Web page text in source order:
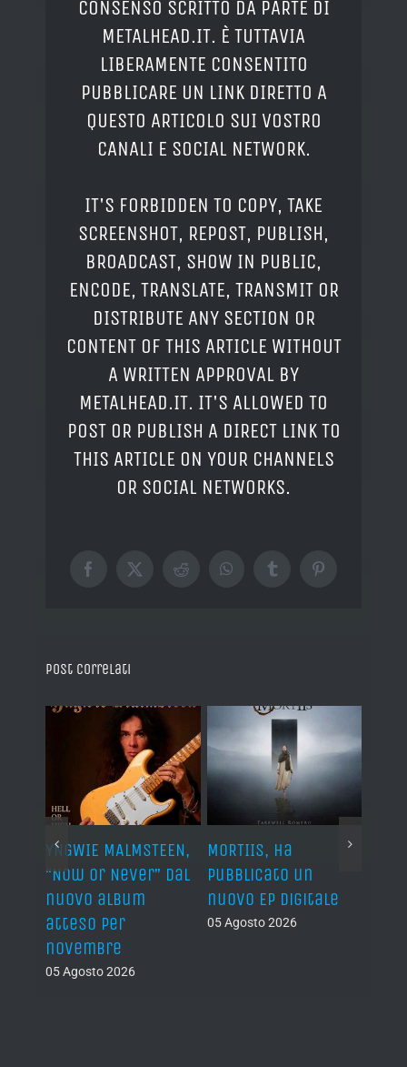
CONSENSO SCRITTO DA PARTE DI
METALHEAD.IT. È TUTTAVIA
LIBERAMENTE CONSENTITO
PUBBLICARE UN LINK DIRETTO A
QUESTO ARTICOLO SUI VOSTRO
CANALI E SOCIAL NETWORK.
IT'S FORBIDDEN TO COPY, TAKE
SCREENSHOT, REPOST, PUBLISH,
BROADCAST, SHOW IN PUBLIC,
ENCODE, TRANSLATE, TRANSMIT OR
DISTRIBUTE ANY SECTION OR
CONTENT OF THIS ARTICLE WITHOUT
A WRITTEN APPROVAL BY
METALHEAD.IT. IT'S ALLOWED TO
POST OR PUBLISH A DIRECT LINK TO
THIS ARTICLE ON YOUR CHANNELS
OR SOCIAL NETWORKS.
Facebook
X RedditWhatsAppTumblrPinterest
Post correlati
YNGWIE MALMSTEEN,
“Now Or Never” dal
nuovo album
atteso per
novembre
05 Agosto 2026
MORTIIS, ha
pubblicato un
nuovo EP digitale
05 Agosto 2026